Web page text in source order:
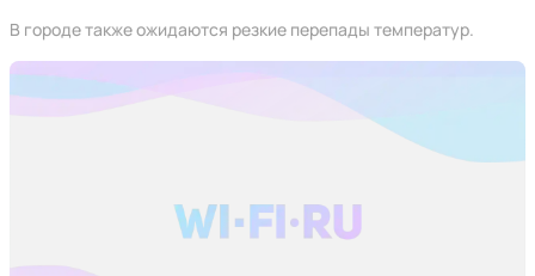
В городе также ожидаются резкие перепады температур.